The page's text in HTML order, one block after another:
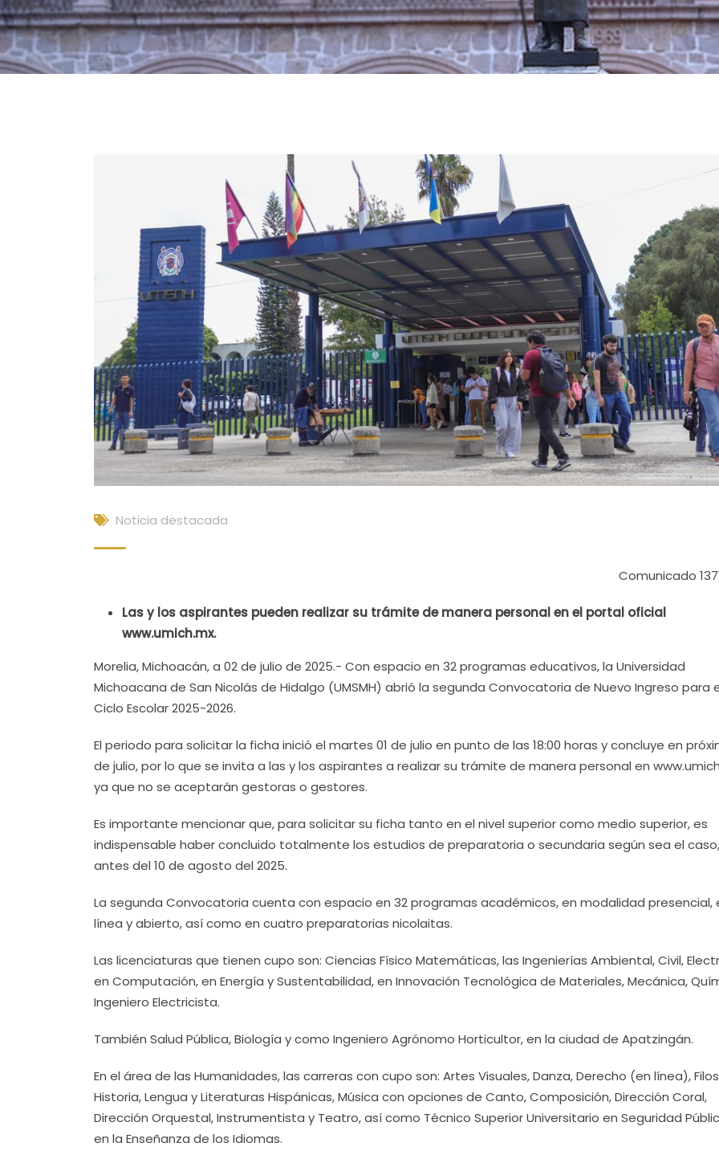
Noticia destacada
Comunicado
Las y los aspirantes pueden realizar su trámite de manera personal en el portal oficial
www.umich.mx.
Morelia, Michoacán, a 02 de julio de 2025.- Con espacio en 32 programas educativos, la Universidad
Michoacana de San Nicolás de Hidalgo (UMSMH) abrió la segunda Convocatoria de Nuevo Ingreso para
Ciclo Escolar 2025-2026.
El periodo para solicitar la ficha inició el martes 01 de julio en punto de las 18:00 horas y concluye en
de julio, por lo que se invita a las y los aspirantes a realizar su trámite de manera personal en
ya que no se aceptarán gestoras o gestores.
Es importante mencionar que, para solicitar su ficha tanto en el nivel superior como medio superior, es
indispensable haber concluido totalmente los estudios de preparatoria o secundaria según sea el caso,
antes del 10 de agosto del 2025.
La segunda Convocatoria cuenta con espacio en 32 programas académicos, en modalidad presencial,
línea y abierto, así como en cuatro preparatorias nicolaitas.
Las licenciaturas que tienen cupo son: Ciencias Físico Matemáticas, las Ingenierías Ambiental, Civil,
en Computación, en Energía y Sustentabilidad, en Innovación Tecnológica de Materiales, Mecánica,
Ingeniero Electricista.
También Salud Pública, Biología y como Ingeniero Agrónomo Horticultor, en la ciudad de Apatzingán.
En el área de las Humanidades, las carreras con cupo son: Artes Visuales, Danza, Derecho (en línea),
Historia, Lengua y Literaturas Hispánicas, Música con opciones de Canto, Composición, Dirección Coral,
Dirección Orquestal, Instrumentista y Teatro, así como Técnico Superior Universitario en Seguridad
en la Enseñanza de los Idiomas.